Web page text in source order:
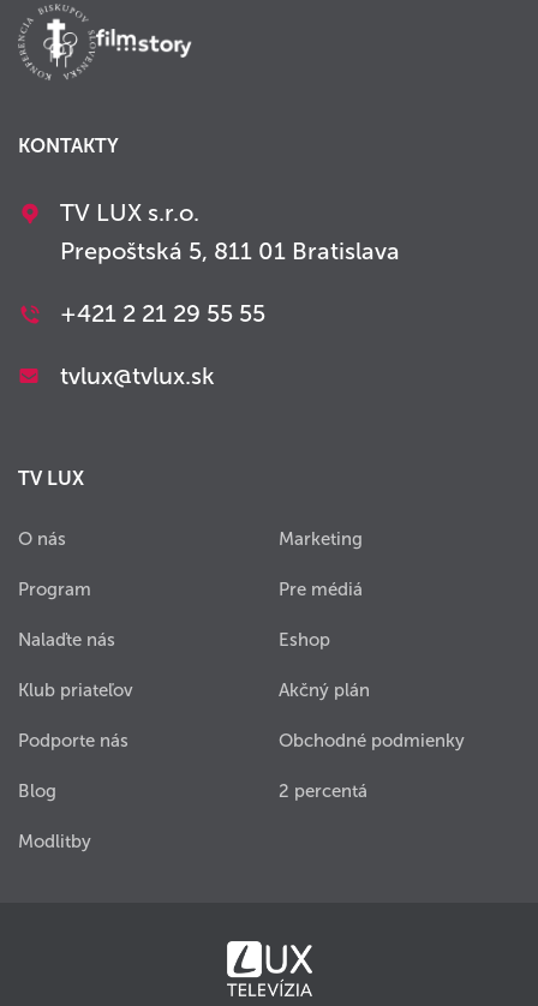
KONTAKTY
TV LUX s.r.o.
Prepoštská 5, 811 01 Bratislava
+421 2 21 29 55 55
tvlux@tvlux.sk
TV LUX
O nás
Program
Nalaďte nás
Klub priateľov
Podporte nás
Blog
Modlitby
Marketing
Pre médiá
Eshop
Akčný plán
Obchodné podmienky
2 percentá